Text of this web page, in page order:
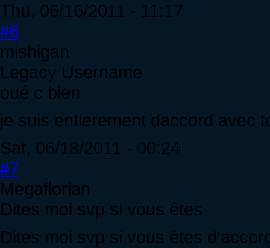
Thu, 06/16/2011 - 11:17
#6
mishigan
Legacy Username
oué c bien
je suis entierement daccord avec
Sat, 06/18/2011 - 00:24
#7
Megaflorian
Dites moi svp si vous êtes
Dites moi svp si vous êtes